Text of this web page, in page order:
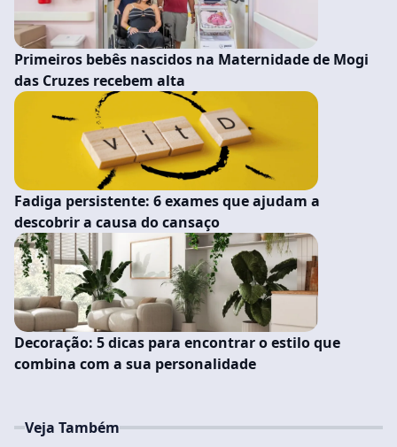
Primeiros bebês nascidos na Maternidade de Mogi
das Cruzes recebem alta
Fadiga persistente: 6 exames que ajudam a
descobrir a causa do cansaço
Decoração: 5 dicas para encontrar o estilo que
combina com a sua personalidade
Veja Também